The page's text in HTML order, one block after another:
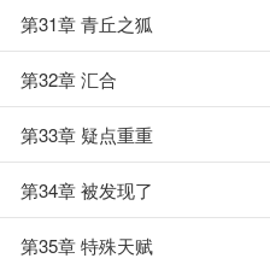
第31章 青丘之狐
第32章 汇合
第33章 疑点重重
第34章 被发现了
第35章 特殊天赋